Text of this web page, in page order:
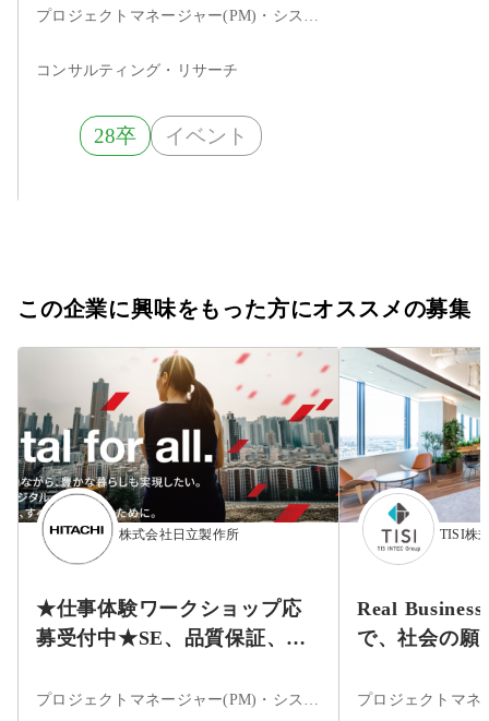
ナー
コンサルティング・リサーチ
28卒 イベント
この企業に興味をもった方にオススメの募集
株式会社日立製作所
★仕事体験ワークショップ応
募受付中★SE、品質保証、設
TISI株
Real
で、社会の願